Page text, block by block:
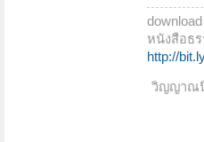
หนังสือธ
http://
วิญญาณ